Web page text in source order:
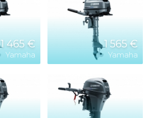
1 465 €
Yamaha
1 565 €
Yamaha